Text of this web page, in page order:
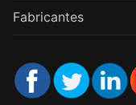
Fabricantes